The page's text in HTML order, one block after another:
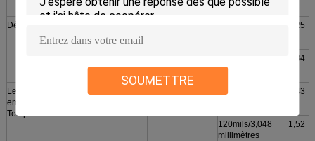
SOUMETTRE
millimètres
Dégazage (TML) 1,25
millimètres
1,34
Les Continuos
emploient le
Temp
-40 à 160℃
110mils/2,794
1,43
120mils/3,048
millimètres
1,52